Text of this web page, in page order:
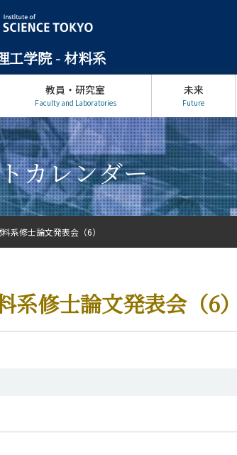
工学院 - 材料系
教員・研究室
Faculty and Laboratories
未来
Future
カレンダー
修士論文発表会（6）
系修士論文発表会（6）